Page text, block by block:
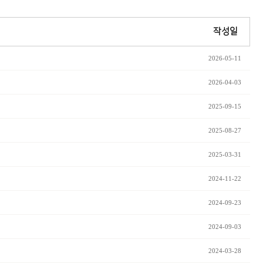
작성일
2026-05-11
2026-04-03
2025-09-15
2025-08-27
2025-03-31
2024-11-22
2024-09-23
2024-09-03
2024-03-28